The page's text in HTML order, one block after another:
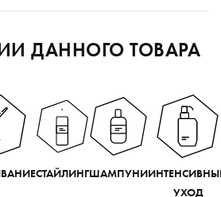
ДАННОГО ТОВАРА
СТАЙЛИНГШАМПУНИ
УХОД